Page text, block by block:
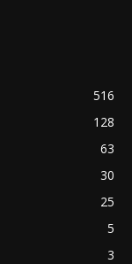
516
128
63
30
25
5
3